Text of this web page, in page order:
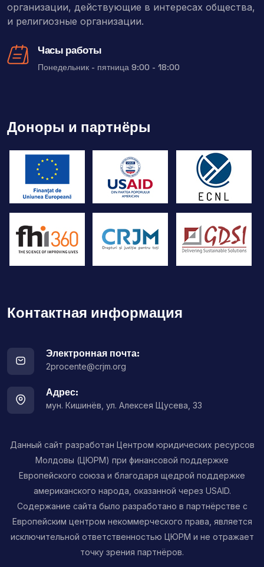
организации, действующие в интересах общества,
и религиозные организации.
Часы работы
Понедельник - пятница 9:00 - 18:00
Доноры и партнёры
Контактная информация
Электронная почта:
2procente@crjm.org
Адрес:
мун. Кишинёв, ул. Алексея Щусева, 33
Данный сайт разработан Центром юридических ресурсов
Молдовы (ЦЮРМ) при финансовой поддержке
Европейского союза и благодаря щедрой поддержке
американского народа, оказанной через USAID.
Содержание сайта было разработано в партнёрстве с
Европейским центром некоммерческого права, является
исключительной ответственностью ЦЮРМ и не отражает
точку зрения партнёров.